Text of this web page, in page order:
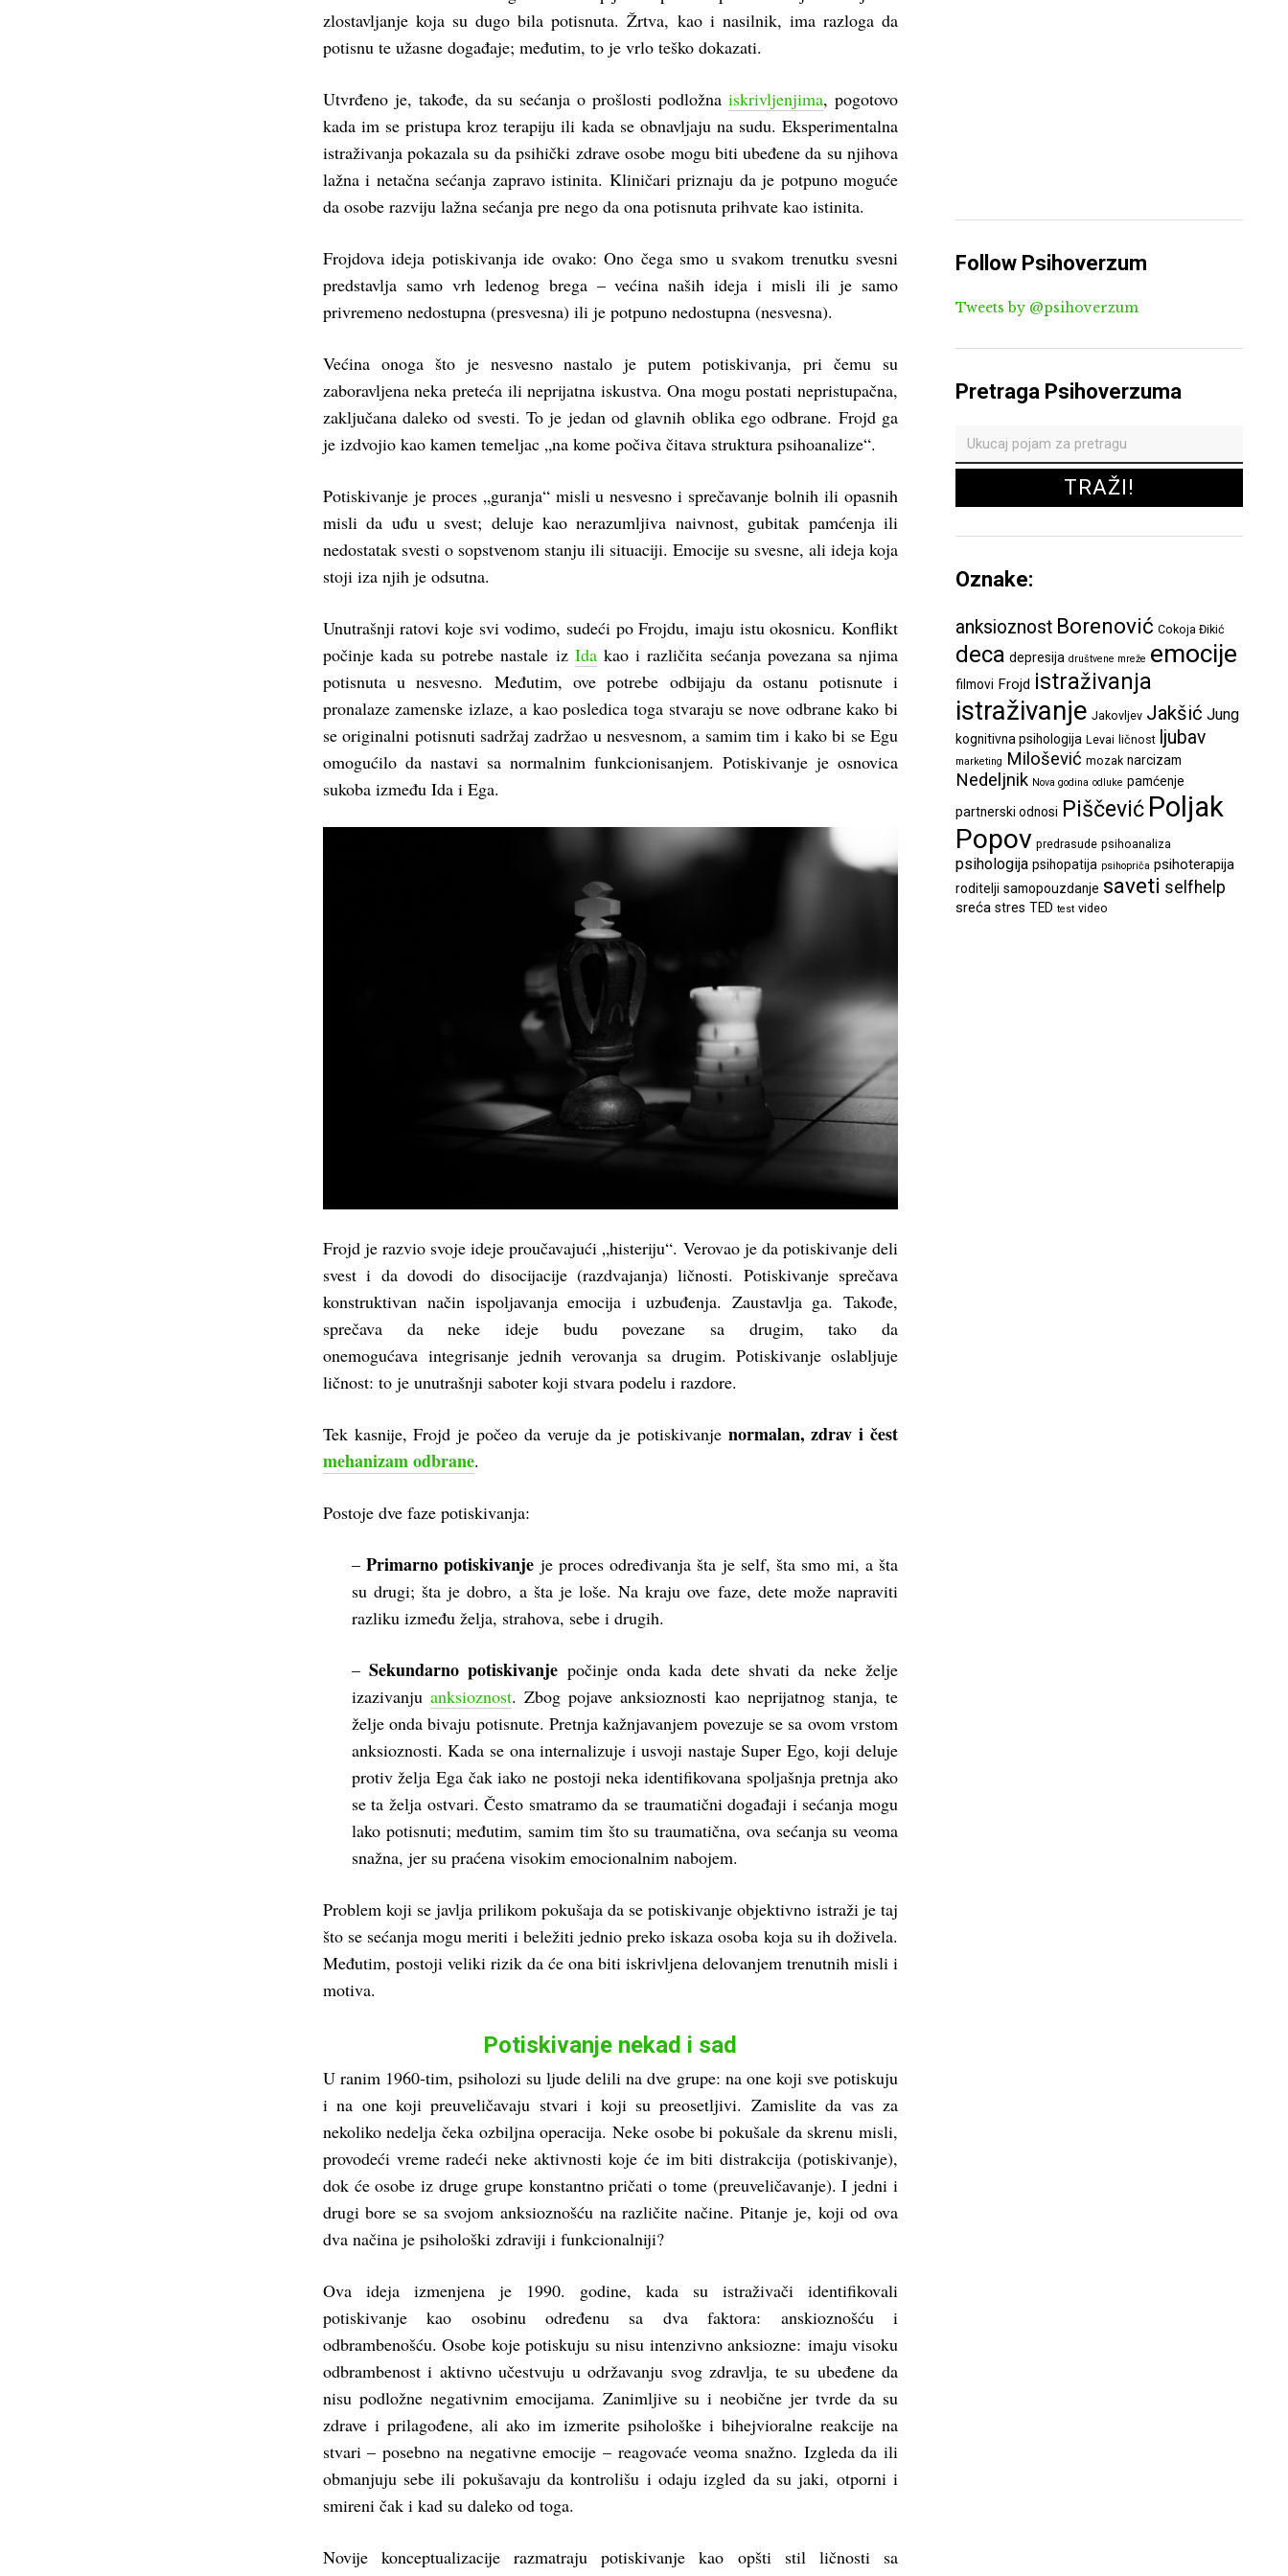
zlostavljanje koja su dugo bila potisnuta. Žrtva, kao i nasilnik, ima razloga da
potisnu te užasne događaje; međutim, to je vrlo teško dokazati.
Utvrđeno je, takođe, da su sećanja o prošlosti podložnaiskrivljenjima, pogotovo
kada im se pristupa kroz terapiju ili kada se obnavljaju na sudu. Eksperimentalna
istraživanja pokazala su da psihički zdrave osobe mogu biti ubeđene da su njihova
lažna i netačna sećanja zapravo istinita. Kliničari priznaju da je potpuno moguće
da osobe razviju lažna sećanja pre nego da ona potisnuta prihvate kao istinita.
Frojdova ideja potiskivanja ide ovako: Ono čega smo u svakom trenutku svesni
predstavlja samo vrh ledenog brega – većina naših ideja i misli ili je samo
privremeno nedostupna (presvesna) ili je potpuno nedostupna (nesvesna).
Većina onoga što je nesvesno nastalo je putem potiskivanja, pri čemu su
zaboravljena neka preteća ili neprijatna iskustva. Ona mogu postati nepristupačna,
zaključana daleko od svesti. To je jedan od glavnih oblika ego odbrane. Frojd ga
je izdvojio kao kamen temeljac „na kome počiva čitava struktura psihoanalize“.
Potiskivanje je proces „guranja“ misli u nesvesno i sprečavanje bolnih ili opasnih
misli da uđu u svest; deluje kao nerazumljiva naivnost, gubitak pamćenja ili
nedostatak svesti o sopstvenom stanju ili situaciji. Emocije su svesne, ali ideja koja
stoji iza njih je odsutna.
Unutrašnji ratovi koje svi vodimo, sudeći po Frojdu, imaju istu okosnicu. Konflikt
počinje kada su potrebe nastale iz Idakao i različita sećanja povezana sa njima
potisnuta u nesvesno. Međutim, ove potrebe odbijaju da ostanu potisnute i
pronalaze zamenske izlaze, a kao posledica toga stvaraju se nove odbrane kako bi
se originalni potisnuti sadržaj zadržao u nesvesnom, a samim tim i kako bi se Egu
omogućilo da nastavi sa normalnim funkcionisanjem. Potiskivanje je osnovica
sukoba između Ida i Ega.
Frojd je razvio svoje ideje proučavajući „histeriju“. Verovao je da potiskivanje deli
svest i da dovodi do disocijacije (razdvajanja) ličnosti. Potiskivanje sprečava
konstruktivan način ispoljavanja emocija i uzbuđenja. Zaustavlja ga. Takođe,
sprečava da neke ideje budu povezane sa drugim, tako da
onemogućava integrisanje jednih verovanja sa drugim. Potiskivanje oslabljuje
ličnost: to je unutrašnji saboter koji stvara podelu i razdore.
Tek kasnije, Frojd je počeo da veruje da je potiskivanje normalan, zdrav i čest
mehanizam odbrane.
Postoje dve faze potiskivanja:
–Primarno potiskivanje je proces određivanja šta je self, šta smo mi, a šta
su drugi; šta je dobro, a šta je loše. Na kraju ove faze, dete može napraviti
razliku između želja, strahova, sebe i drugih.
–Sekundarno potiskivanje počinje onda kada dete shvati da neke želje
izazivanju anksioznost. Zbog pojave anksioznosti kao neprijatnog stanja, te
želje onda bivaju potisnute. Pretnja kažnjavanjem povezuje se sa ovom vrstom
anksioznosti. Kada se ona internalizuje i usvoji nastaje Super Ego, koji deluje
protiv želja Ega čak iako ne postoji neka identifikovana spoljašnja pretnja ako
se ta želja ostvari. Često smatramo da se traumatični događaji i sećanja mogu
lako potisnuti; međutim, samim tim što su traumatična, ova sećanja su veoma
snažna, jer su praćena visokim emocionalnim nabojem.
Problem koji se javlja prilikom pokušaja da se potiskivanje objektivno istraži je taj
što se sećanja mogu meriti i beležiti jednio preko iskaza osoba koja su ih doživela.
Međutim, postoji veliki rizik da će ona biti iskrivljena delovanjem trenutnih misli i
motiva.
Potiskivanje nekad i sad
U ranim 1960-tim, psiholozi su ljude delili na dve grupe: na one koji sve potiskuju
i na one koji preuveličavaju stvari i koji su preosetljivi. Zamislite da vas za
nekoliko nedelja čeka ozbiljna operacija. Neke osobe bi pokušale da skrenu misli,
provodeći vreme radeći neke aktivnosti koje će im biti distrakcija (potiskivanje),
dok će osobe iz druge grupe konstantno pričati o tome (preuveličavanje). I jedni i
drugi bore se sa svojom anksioznošću na različite načine. Pitanje je, koji od ova
dva načina je psihološki zdraviji i funkcionalniji?
Ova ideja izmenjena je 1990. godine, kada su istraživači identifikovali
potiskivanje kao osobinu određenu sa dva faktora: anskioznošću i
odbrambenošću. Osobe koje potiskuju su nisu intenzivno anksiozne: imaju visoku
odbrambenost i aktivno učestvuju u održavanju svog zdravlja, te su ubeđene da
nisu podložne negativnim emocijama. Zanimljive su i neobične jer tvrde da su
zdrave i prilagođene, ali ako im izmerite psihološke i bihejvioralne reakcije na
stvari – posebno na negativne emocije – reagovaće veoma snažno. Izgleda da ili
obmanjuju sebe ili pokušavaju da kontrolišu i odaju izgled da su jaki, otporni i
smireni čak i kad su daleko od toga.
Novije konceptualizacije razmatraju potiskivanje kao opšti stil ličnosti sa
Follow Psihoverzum
Tweets by @psihoverzum
Pretraga Psihoverzuma
Oznake:
anksioznost Borenović Cokoja Đikić
deca depresija društvene mreže emocije
filmovi Frojd istraživanja
istraživanje Jakovljev Jakšić Jung
kognitivna psihologija Levai ličnost ljubav
marketing Milošević mozak narcizam
Nedeljnik Nova godina odluke pamćenje
partnerski odnosi Piščević Poljak
Popov predrasude psihoanaliza
psihologija psihopatija psihopriča psihoterapija
roditelji samopouzdanje saveti selfhelp
sreća stres TED test video